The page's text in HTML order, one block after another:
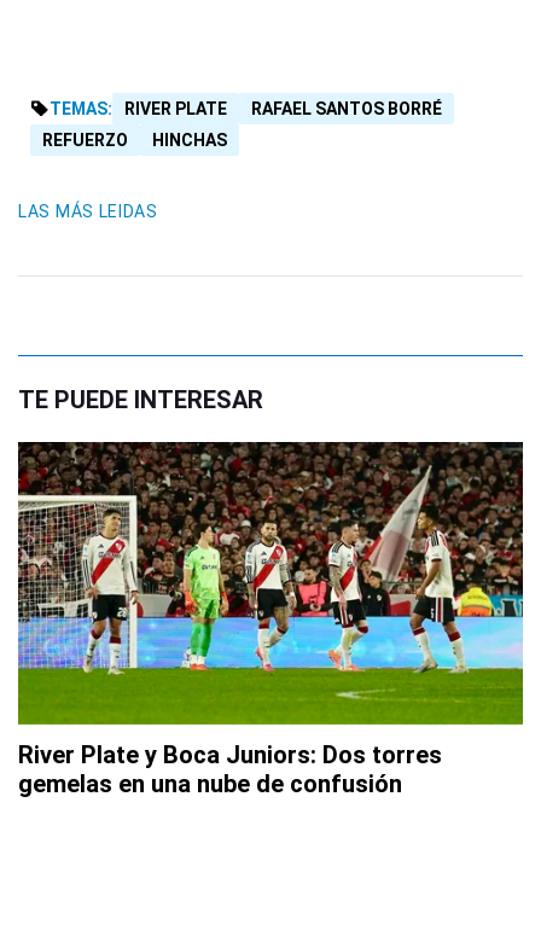
TEMAS: RIVER PLATE
RAFAEL SANTOS BORRÉ
REFUERZO
HINCHAS
LAS MÁS LEIDAS
TE PUEDE INTERESAR
River Plate y Boca Juniors: Dos torres
gemelas en una nube de confusión